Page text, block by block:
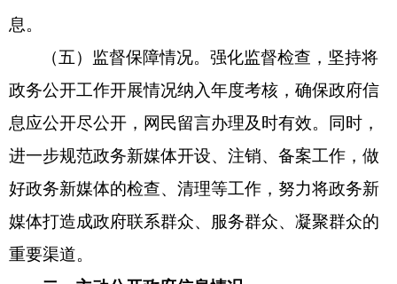
息。
（五）监督保障情况。强化监督检查，坚持将
政务公开工作开展情况纳入年度考核，确保政府信
息应公开尽公开，网民留言办理及时有效。
同时，
进一步规范政务新媒体开设、注销、备案工作，做
好政务新媒体的检查、清理等工作，努力将政务新
媒体打造成政府联系群众、服务群众、凝聚群众的
重要渠道。